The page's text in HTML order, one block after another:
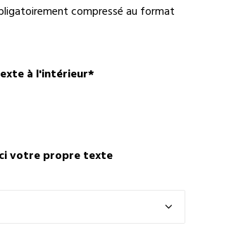
compressé au format
à l'intérieur*
votre propre texte